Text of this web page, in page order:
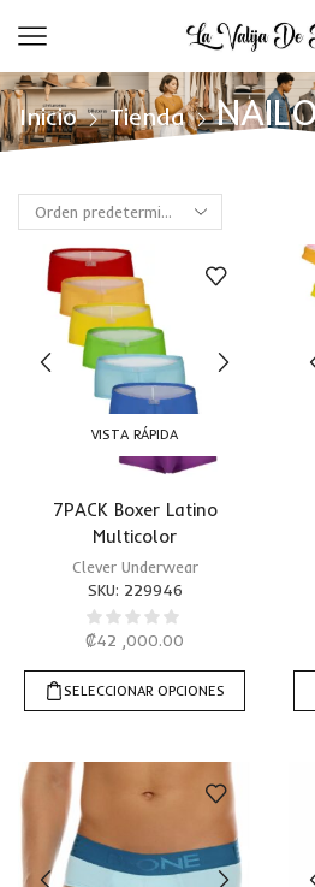
Inicio Tienda
VISTA RÁPIDA
7PACK Boxer Latino
Multicolor
Clever Underwear
SKU: 229946
₡42 ,000.00
SELECCIONAR OPCIONES